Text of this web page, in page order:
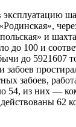
эксплуатацию
и
до 100 и
до 5921607
забоев,
54, из них —
62